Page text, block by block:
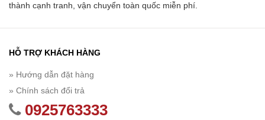
thành cạnh tranh, vận chuyển toàn quốc miễn phí.
HỖ TRỢ KHÁCH HÀNG
» Hướng dẫn đặt hàng
» Chính sách đổi trả
0925763333